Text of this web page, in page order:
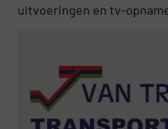
uitvoeringen en tv-